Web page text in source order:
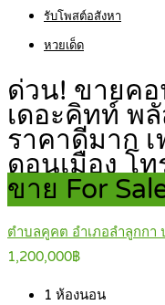
รับโพสต์อสังหา
หวยเด็ด
ด่วน! ขายค
เดอะคิทท์ พ
ราคาดีมาก
ดอนเมือง โ
ขาย For
ตำบลคูคต อำเภอลำลูกกา
1,200,000฿
1 ห้องนอน